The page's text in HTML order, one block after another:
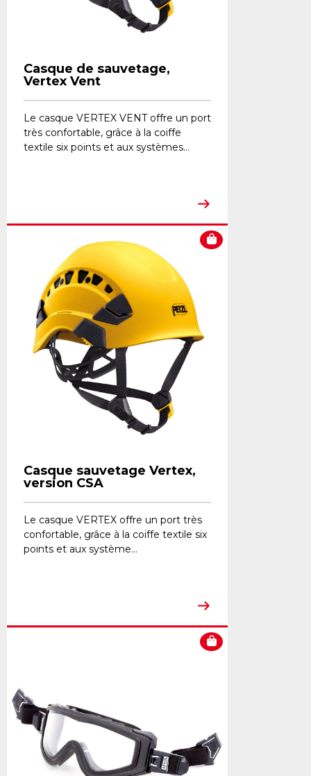
Casque de sauvetage,
Vertex Vent
Le casque VERTEX VENT offre un port
très confortable, grâce à la coiffe
textile six points et aux systèmes...
Casque sauvetage Vertex,
version CSA
Le casque VERTEX offre un port très
confortable, grâce à la coiffe textile six
points et aux système...